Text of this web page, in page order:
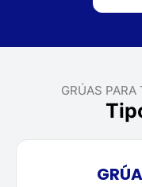
GRÚAS PARA